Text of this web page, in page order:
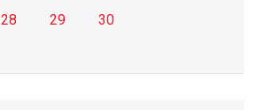
28 29
30